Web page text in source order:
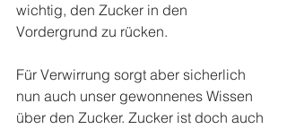
wichtig, den Zucker in den
Vordergrund zu rücken.
Für Verwirrung sorgt aber sicherlich
nun auch unser gewonnenes Wissen
über den Zucker. Zucker ist doch auch